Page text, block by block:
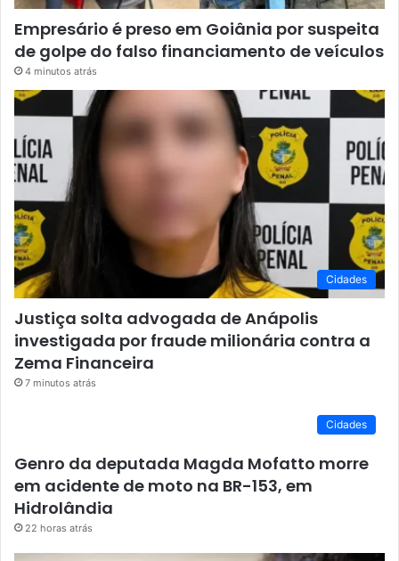
Empresário é preso em Goiânia por suspeita
de golpe do falso financiamento de veículos
4 minutos atrás
Cidades
Justiça solta advogada de Anápolis
investigada por fraude milionária contra a
Zema Financeira
7 minutos atrás
Cidades
Genro da deputada Magda Mofatto morre
em acidente de moto na BR-153, em
Hidrolândia
22 horas atrás